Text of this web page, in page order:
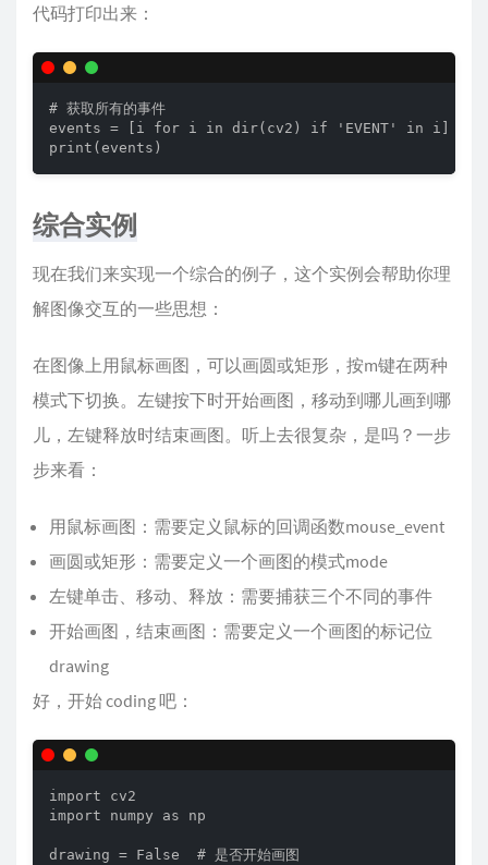
代码打印出来：
# 获取所有的事件
events = [i for i in dir(cv2) if 'EVENT' in i]
print(events)
综合实例
现在我们来实现一个综合的例子，这个实例会帮助你理
解图像交互的一些思想：
在图像上用鼠标画图，可以画圆或矩形，按m键在两种
模式下切换。左键按下时开始画图，移动到哪儿画到哪
儿，左键释放时结束画图。听上去很复杂，是吗？一步
步来看：
用鼠标画图：需要定义鼠标的回调函数mouse_event
画圆或矩形：需要定义一个画图的模式mode
左键单击、移动、释放：需要捕获三个不同的事件
开始画图，结束画图：需要定义一个画图的标记位
drawing
好，开始 coding 吧：
import cv2
import numpy as np
drawing = False  # 是否开始画图